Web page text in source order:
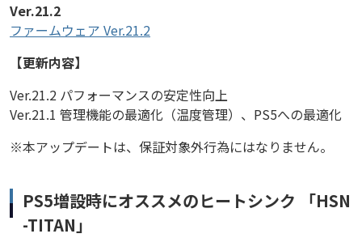
Ver.21.2
ファームウェア Ver.21.2
【更新内容】
Ver.21.2 パフォーマンスの安定性向上
Ver.21.1 管理機能の最適化（温度管理）、PS5への最適化
※本アップデートは、保証対象外行為にはなりません。
PS5増設時にオススメのヒートシンク 「HSN
-TITAN」